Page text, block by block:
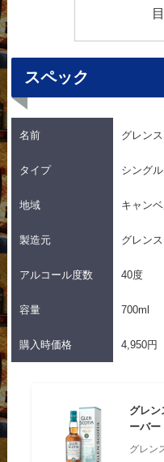
スペック
名前 グレン
タイプ シング
地域 キャン
製造元 グレン
アルコール度数 40度
容量 700ml
購入時価格 4,950円
グレン
ーバー
グレン